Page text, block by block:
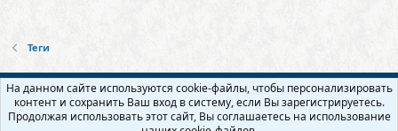
Теги
Русский (RU)
Обратная связь
Условия и правила
Политика конфиденциальности
Помощь
На данном сайте используются cookie-файлы, чтобы персонализировать
контент и сохранить Ваш вход в систему, если Вы зарегистрируетесь.
Продолжая использовать этот сайт, Вы соглашаетесь на использование